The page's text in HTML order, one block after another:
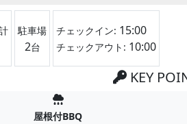
駐車場
2台
チェックイン: 15:00
チェックアウト: 10:00
KEY
屋根付BBQ